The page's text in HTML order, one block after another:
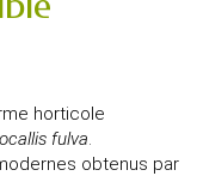
horticole
fulva.
obtenus par